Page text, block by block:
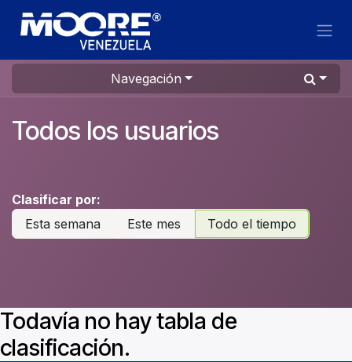
Ir al contenido
Navegación
Todos los usuarios
Clasificar por:
Esta semana
Este mes Todo el tiempo
Todavía no hay tabla de
clasificación.